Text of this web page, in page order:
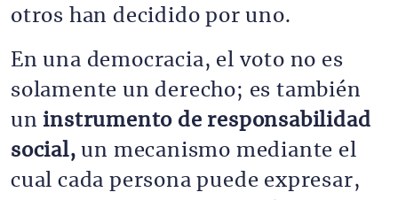
otros han decidido por uno.
En una democracia, el voto no es
solamente un derecho; es también
un instrumento de responsabilidad
social,un mecanismo mediante el
cual cada persona puede expresar,